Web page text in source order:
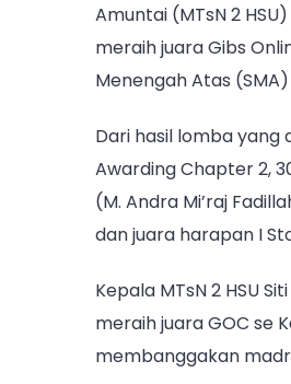
Amuntai (MTsN 2
meraih juara Gibs
Menengah Atas
Dari hasil lomba yang
Awarding Chapter 2,
(M. Andra Mi’raj
dan juara harapan I
Kepala MTsN 2 HSU
meraih juara GOC se
membanggakan